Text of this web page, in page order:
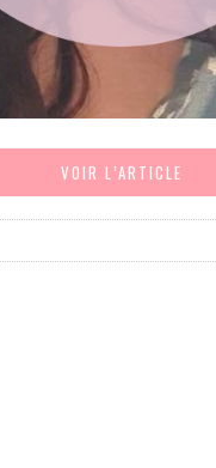
VOIR L’ARTICLE